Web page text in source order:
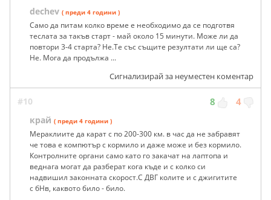
dechev ( преди 4 години )
Само да питам колко време е необходимо да се подготвя
теслата за такъв старт - май около 15 минути. Може ли да
повтори 3-4 старта? Не.Те със същите резултати ли ще са?
Не. Мога да продължа ...
Сигнализирай за неуместен коментар
#10 8 4
край ( преди 4 години )
Мераклиите да карат с по 200-300 км. в час да не забравят
че това е компютър с кормило и даже може и без кормило.
Контролните органи само като го закачат на лаптопа и
веднага могат да разберат кога къде и с колко си
надвишил законната скорост.С ДВГ колите и с джигитите
с бНв, каквото било - било.